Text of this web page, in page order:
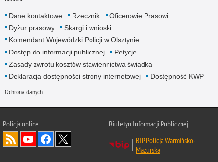
Dane kontaktowe Rzecznik
Oficerowie Prasowi
Dyżur prasowy
Skargi i wnioski
Komendant Wojewódzki Policji w Olsztynie
Dostęp do informacji publicznej
Petycje
Zasady zwrotu kosztów stawiennictwa świadka
Deklaracja dostępności strony internetowej
Dostępność KWP
Ochrona danych
Policja online
Biuletyn Informacji Publicznej
BIP Policja Warmińsko-
Mazurska